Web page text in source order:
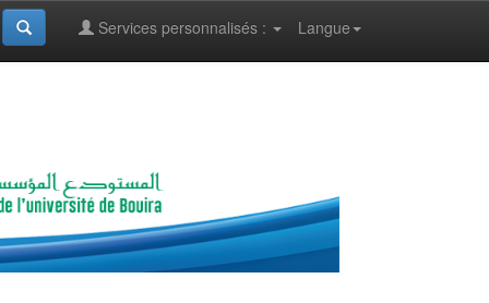
Langue
Services personnalisés :